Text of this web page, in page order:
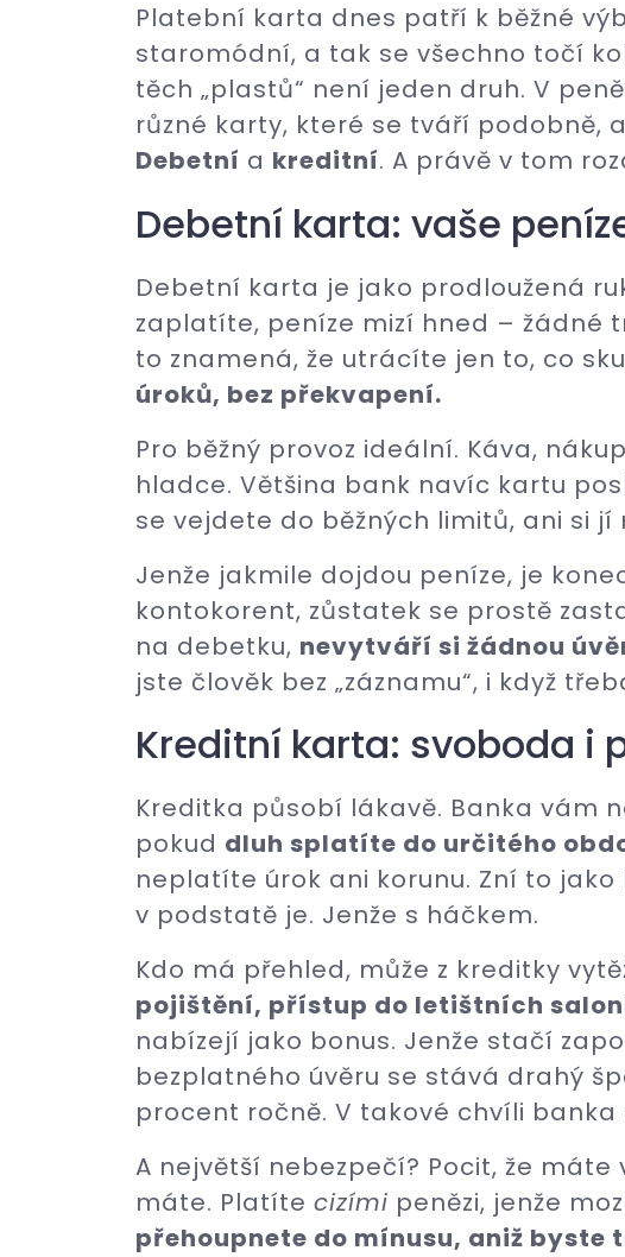
Platební karta dnes patří k běžné
staromódní, a tak se všechno točí
těch „plastů“ není jeden druh. V
různé karty, které se tváří podobně,
Debetní a kreditní. A právě v tom
Debetní karta: vaše
Debetní karta je jako prodloužená
zaplatíte, peníze mizí hned – žádné
to znamená, že utrácíte jen to, co
úroků, bez překvapení.
Pro běžný provoz ideální. Káva,
hladce. Většina bank navíc kartu
se vejdete do běžných limitů, ani si jí
Jenže jakmile dojdou peníze, je
kontokorent, zůstatek se prostě
na debetku, nevytváří si žádnou
jste člověk bez „záznamu“, i když
Kreditní karta: svoboda i
Kreditka působí lákavě. Banka vám
pokud dluh splatíte do určitého
neplatíte úrok ani korunu. Zní to
v podstatě je. Jenže s háčkem.
Kdo má přehled, může z kreditky
pojištění, přístup do letištních
nabízejí jako bonus. Jenže stačí
bezplatného úvěru se stává drahý
procent ročně. V takové chvíli banka
A největší nebezpečí? Pocit, že máte
máte. Platíte cizími penězi, jenže
přehoupnete do mínusu, aniž byste